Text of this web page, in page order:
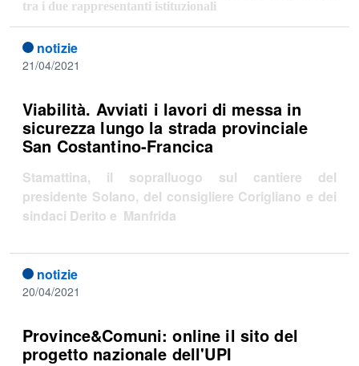
tra i due rappresentanti istituzionali
notizie
21/04/2021
Viabilità. Avviati i lavori di messa in
sicurezza lungo la strada provinciale
San Costantino-Francica
Stamattina, il sopralluogo sul cantiere del
presidente Solano, del consigliere Corigliano e dei
sindaci Derito e Manfrida
notizie
20/04/2021
Province&Comuni: online il sito del
progetto nazionale dell'UPI